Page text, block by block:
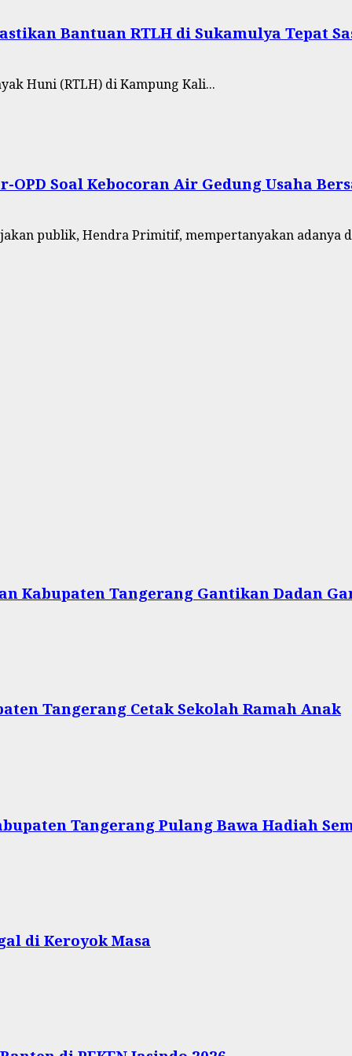
Bantuan RTLH di Sukamulya Tepat
Huni (RTLH) di Kampung Kali...
Soal Kebocoran Air Gedung Usaha
publik, Hendra Primitif, mempertanyakan adanya
Kabupaten Tangerang Gantikan Dadan
Tangerang Cetak Sekolah Ramah Anak
Tangerang Pulang Bawa Hadiah
di Keroyok Masa